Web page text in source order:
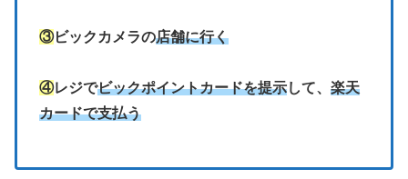
③ビックカメラの店舗に行く
④レジでビックポイントカードを提示して、 楽天
カードで支払う